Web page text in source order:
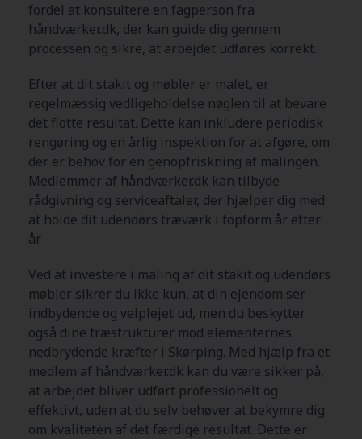
fordel at konsultere en fagperson fra
håndværker.dk, der kan guide dig gennem
processen og sikre, at arbejdet udføres korrekt.
Efter at dit stakit og møbler er malet, er
regelmæssig vedligeholdelse nøglen til at bevare
det flotte resultat. Dette kan inkludere periodisk
rengøring og en årlig inspektion for at afgøre, om
der er behov for en genopfriskning af malingen.
Medlemmer af håndværker.dk kan tilbyde
rådgivning og serviceaftaler, der hjælper dig med
at holde dit udendørs træværk i topform år efter
år.
Ved at investere i maling af dit stakit og udendørs
møbler sikrer du ikke kun, at din ejendom ser
indbydende og velplejet ud, men du beskytter
også dine træstrukturer mod elementernes
nedbrydende kræfter i Skørping. Med hjælp fra et
medlem af håndværker.dk kan du være sikker på,
at arbejdet bliver udført professionelt og
effektivt, uden at du selv behøver at bekymre dig
om kvaliteten af det færdige resultat. Dette er